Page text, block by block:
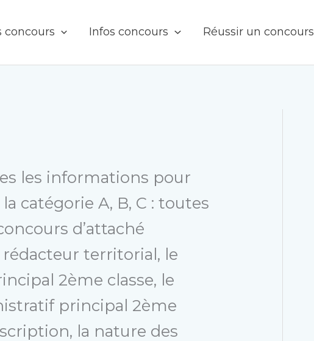
concours Infos concours Réussir un concours
les informations pour
catégorie A, B, C : toutes
d’attaché
territorial, le
2ème classe, le
principal 2ème
la nature des